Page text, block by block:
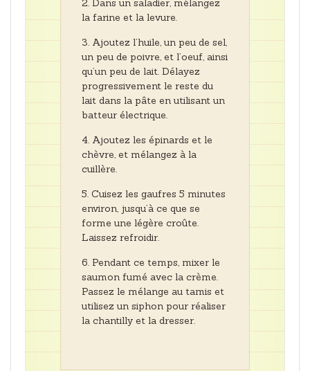
Dans un saladier, mélangez
la farine et la levure.
Ajoutez l’huile, un peu de sel,
un peu de poivre, et l’oeuf, ainsi
qu’un peu de lait. Délayez
progressivement le reste du
lait dans la pâte en utilisant un
batteur électrique.
Ajoutez les épinards et le
chèvre, et mélangez à la
cuillère.
Cuisez les gaufres 5 minutes
environ, jusqu’à ce que se
forme une légère croûte.
Laissez refroidir.
Pendant ce temps, mixer le
saumon fumé avec la crème.
Passez le mélange au tamis et
utilisez un siphon pour réaliser
la chantilly et la dresser.